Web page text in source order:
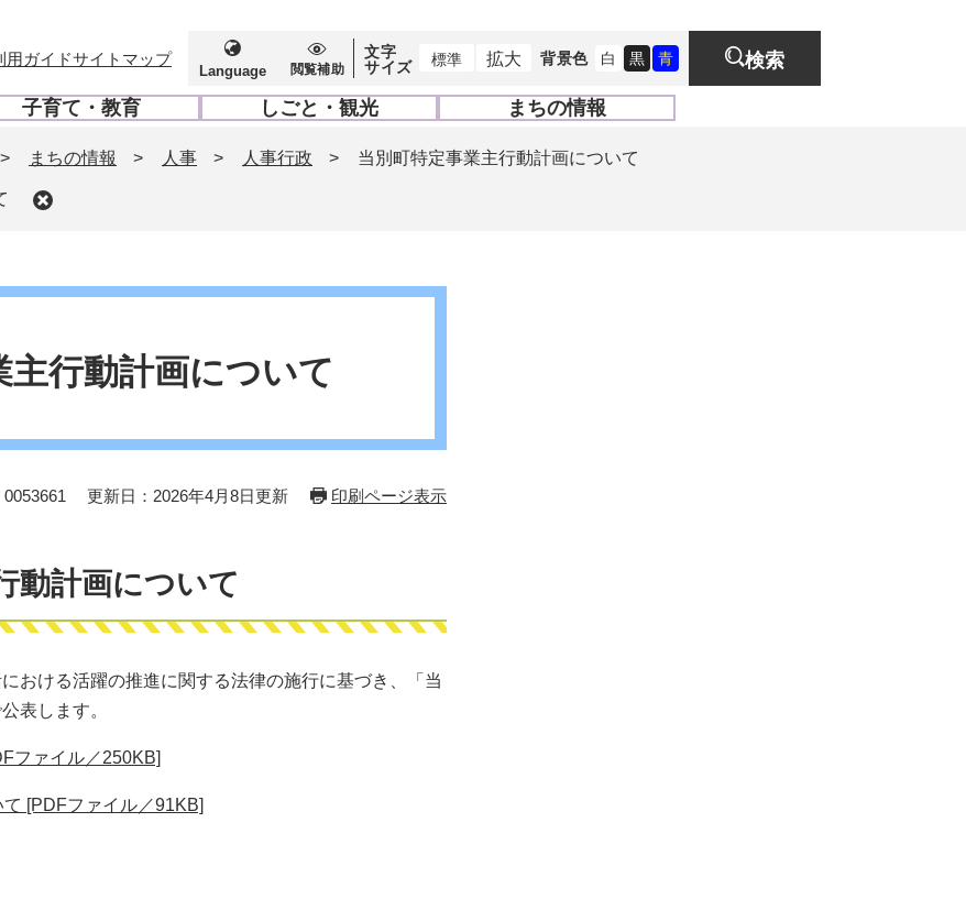
用ガイドサイトマップ
Language 閲覧補助
文字
サイズ
標準 拡大 背景色 白 黒 青 検索
子育て・教育
開
く
しごと・観光
開
く
まちの情報
開
く
> まちの情報 > 人事 > 人事行政 > 当別町特定事業主行動計画について
主行動計画について
更新日：2026年4月8日更新 印刷ページ表示
動計画について
おける活躍の推進に関する法律の施行に基づき、「当
表します。
ファイル／250KB]
[PDFファイル／91KB]